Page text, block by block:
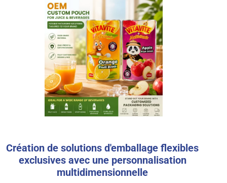
Création de solutions d'emballage flexibles
exclusives avec une personnalisation
multidimensionnelle